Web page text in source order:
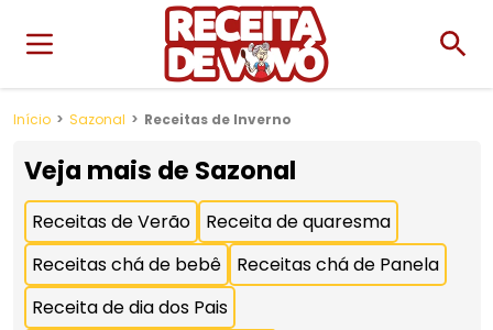
Início Sazonal Receitas de Inverno
Veja mais de Sazonal
Receitas de Verão
Receita de quaresma
Receitas chá de bebê
Receitas chá de Panela
Receita de dia dos Pais